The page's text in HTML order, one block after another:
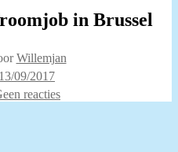
in Brussel
Willemjan
13/09/2017
reacties
Op